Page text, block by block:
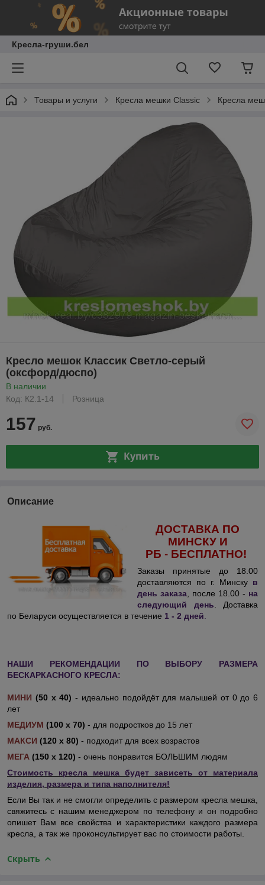
Кресла-груши.бел
Товары и услуги Кресла мешки Classic Кресла
Кресло мешок Классик Светло-серый
(оксфорд/дюспо)
В наличии
Код: К2.1-14
Розница
157 руб.
Купить
Описание
ДОСТАВКА ПО
МИНСКУ И
РБ - БЕСПЛАТНО!
Заказы принятые до 18.00
доставляются по г. Минску в
день заказа , после 18.00 - на
следующий день . Доставка
по Беларуси осуществляется в течение 1 - 2 дней
НАШИ РЕКОМЕНДАЦИИ ПО ВЫБОРУ РАЗМЕРА
БЕСКАРКАСНОГО КРЕСЛА:
МИНИ (50 х 40) - идеально подойдёт для малышей от 0 до 6
лет
МЕДИУМ (100 х 70) - для подростков до 15 лет
МАКСИ (120 х 80) - подходит для всех возрастов
МЕГА (150 х 120) - очень понравится БОЛЬШИМ людям
Стоимость кресла мешка будет зависеть от материала
изделия, размера и типа наполнителя!
Если Вы так и не смогли определить с размером кресла мешка,
свяжитесь с нашим менеджером по телефону и он подробно
опишет Вам все свойства и характеристики каждого размера
кресла, а так же проконсультирует вас по стоимости работы.
Скрыть